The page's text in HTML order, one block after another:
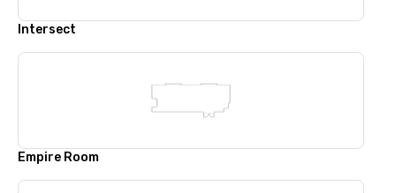
Intersect
Empire Room